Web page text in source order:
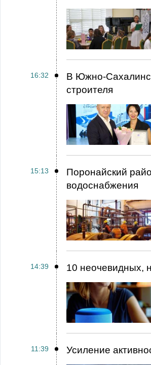
16:32
В Южно-
строителя
15:13
Поронайский
водоснабжения
14:39 10 неочевидных,
11:39 Усиление